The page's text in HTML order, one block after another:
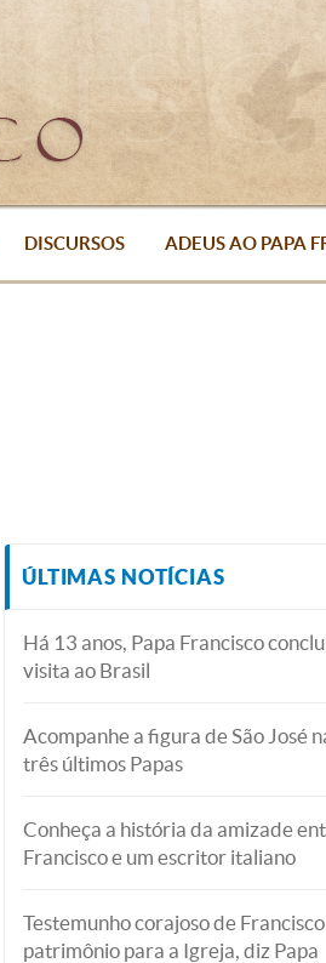
DISCURSOS ADEUS AO PAPA
ÚLTIMAS NOTÍCIAS
Há 13 anos, Papa Francisco
visita ao Brasil
Acompanhe a figura de São José
três últimos Papas
Conheça a história da amizade
Francisco e um escritor italiano
Testemunho corajoso de
patrimônio para a Igreja, diz Papa